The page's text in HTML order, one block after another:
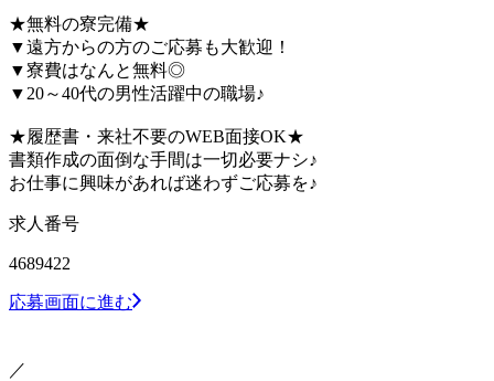
★無料の寮完備★
▼遠方からの方のご応募も大歓迎！
▼寮費はなんと無料◎
▼20～40代の男性活躍中の職場♪
★履歴書・来社不要のWEB面接OK★
書類作成の面倒な手間は一切必要ナシ♪
お仕事に興味があれば迷わずご応募を♪
求人番号
4689422
応募画面に進む
／